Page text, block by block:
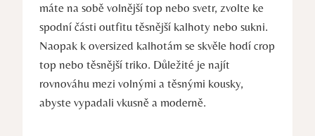
máte na sobě volnější top nebo svetr, zvolte ke
spodní části outfitu těsnější kalhoty nebo sukni.
Naopak k oversized kalhotám se skvěle hodí crop
top nebo těsnější triko. Důležité je najít
rovnováhu mezi volnými a těsnými kousky,
abyste vypadali vkusně a moderně.